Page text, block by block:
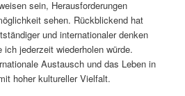
sein, Herausforderungen
sehen. Rückblickend hat
und internationaler denken
jederzeit wiederholen würde.
Austausch und das Leben in
hoher kultureller Vielfalt.